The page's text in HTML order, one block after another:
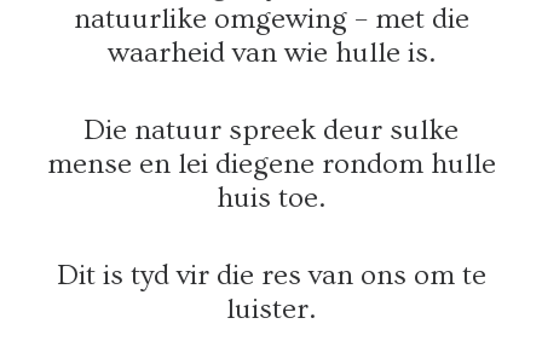
natuurlike omgewing – met die
waarheid van wie hulle is.
Die natuur spreek deur sulke
mense en lei diegene rondom hulle
huis toe.
Dit is tyd vir die res van ons om te
luister.